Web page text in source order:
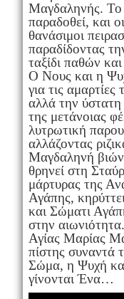
Μαγδαληνής. Το
παραδοθεί, και
θανάσιμοι
παραδίδοντας
ταξίδι παθών
Ο Νους και η
για τις
αλλά την ύστατη
της μετάνοιας
λυτρωτική
αλλάζοντας
Μαγδαληνή
θρηνεί στη
μάρτυρας της
Αγάπης,
και Σώματι
στην
Αγίας Μαρίας
πίστης συναντά
Σώμα, η Ψυχή
γίνονται Ένα…